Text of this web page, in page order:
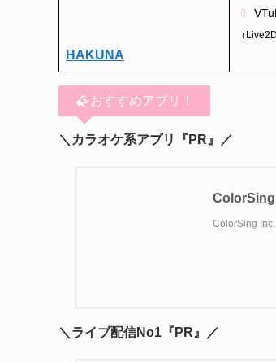
HAKUNA
（
おすすめアプリ！
＼カラオケ系アプリ『PR』／
ColorSing
ColorSing Inc.
＼ライブ配信No1『PR』／